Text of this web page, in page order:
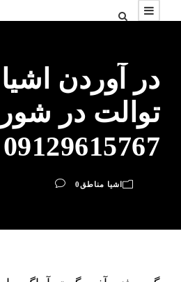
در آوردن
توالت در شورا
09129615767
اشیا مناطق 0